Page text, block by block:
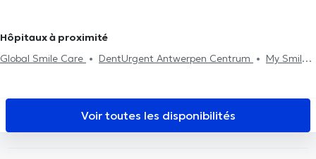
Hôpitaux à proximité
Global Smile Care
DentUrgent Antwerpen Centrum
My Smile
Tandartspraktijk Artes
NMI Santé Anvers
Mediport
DentUrgent Antwerpen
De Kinesisten Vident Clinic
Euro
Voir toutes les disponibilités